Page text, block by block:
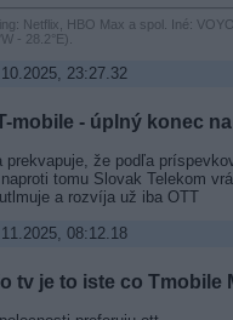
Netflix, HBO Max a spol. Iné:
- 28.2°E).
23:27.32
mobile - úplný konec
prekvapuje, že podľa
naproti tomu Slovak Telekom
a rozvíja už iba OTT
08:12.18
tv je to iste co Tmobile